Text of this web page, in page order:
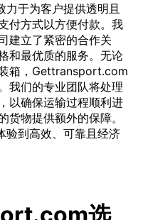
于为客户提供透明且
付方式以方便付款。我
建立了紧密的合作关
和最优质的服务。无论
箱，Gettransport.com
我们的专业团队将处理
以确保运输过程顺利进
货物提供额外的保障。
到高效、可靠且经济